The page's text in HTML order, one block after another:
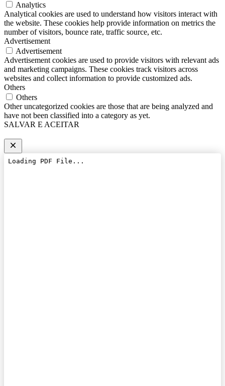
Analytics
Analytical cookies are used to understand how visitors interact with
the website. These cookies help provide information on metrics the
number of visitors, bounce rate, traffic source, etc.
Advertisement
Advertisement
Advertisement cookies are used to provide visitors with relevant ads
and marketing campaigns. These cookies track visitors across
websites and collect information to provide customized ads.
Others
Others
Other uncategorized cookies are those that are being analyzed and
have not been classified into a category as yet.
SALVAR E ACEITAR